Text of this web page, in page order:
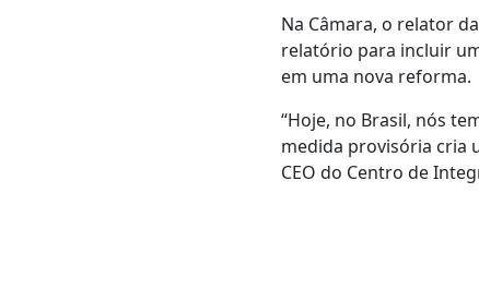
Na Câmara, o relator
relatório para incluir
em uma nova reforma.
“Hoje, no Brasil, nós
medida provisória cria
CEO do Centro de